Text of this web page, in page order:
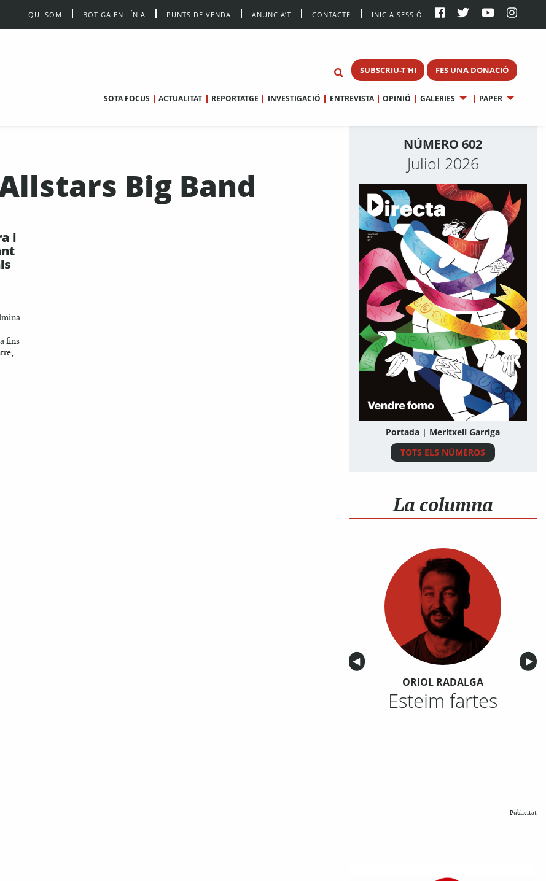
QUI SOM BOTIGA EN LÍNIA PUNTS DE VENDA ANUNCIA’T CONTACTE INICIA SESSIÓ
SUBSCRIU-T'HI FES UNA DONACIÓ
SOTA FOCUS ACTUALITAT REPORTATGE INVESTIGACIÓ ENTREVISTA OPINIÓ GALERIES PAPER
Big Band
i
fins
NÚMERO 602
Juliol 2026
Portada | Meritxell Garriga
TOTS ELS NÚMEROS
La columna
Anterior
◀︎ ▶︎
ORIOL RADALGA
Esteim fartes
Publicitat